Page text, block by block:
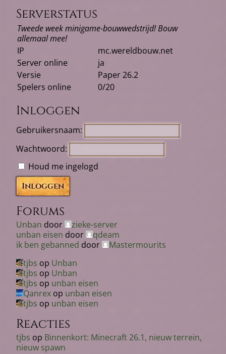
Serverstatus
Tweede week minigame-bouwwedstrijd! Bouw
allemaal mee!
IP
mc.wereldbouw.net
Server online
ja
Versie
Paper 26.2
Spelers online
0/20
Inloggen
Gebruikersnaam:
Wachtwoord:
Houd me ingelogd
Inloggen
Forums
Unban door
zieke-server
unban eisen door
qdeam
ik ben gebanned door
Mastermourits
tjbs op Unban
tjbs op Unban
tjbs op unban eisen
Qanrex op unban eisen
tjbs op unban eisen
Reacties
tjbs op Binnenkort: Minecraft 26.1, nieuw terrein,
nieuw spawn